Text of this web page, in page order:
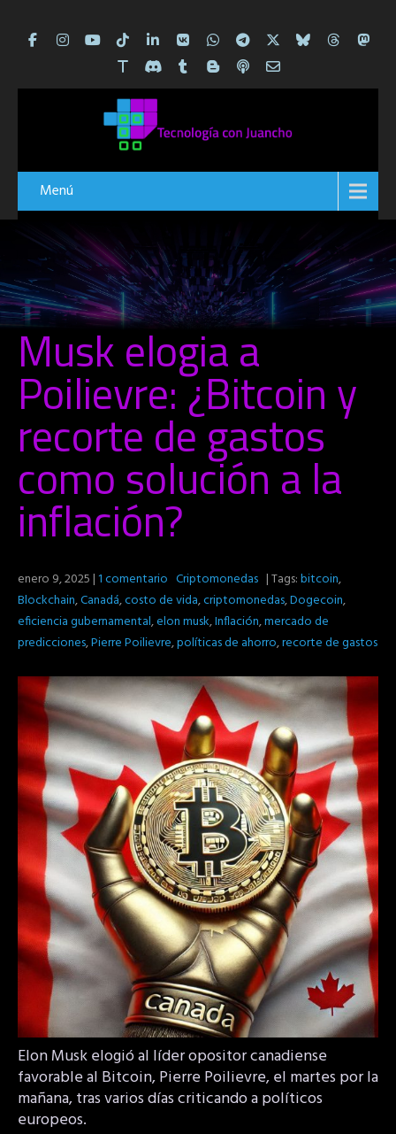
Menú
Musk elogia a
Poilievre: ¿Bitcoin y
recorte de gastos
como solución a la
inflación?
enero 9, 2025|1 comentario Criptomonedas | Tags:bitcoin,
Blockchain,Canadá,costo de vida,criptomonedas,Dogecoin,
eficiencia gubernamental,elon musk,Inflación,mercado de
predicciones,Pierre Poilievre,políticas de ahorro,recorte de gastos
Elon Musk elogió al líder opositor canadiense
favorable al Bitcoin, Pierre Poilievre, el martes por la
mañana, tras varios días criticando a políticos
europeos.